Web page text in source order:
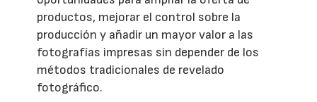
productos, mejorar el control sobre la
producción y añadir un mayor valor a las
fotografías impresas sin depender de los
métodos tradicionales de revelado
fotográfico.